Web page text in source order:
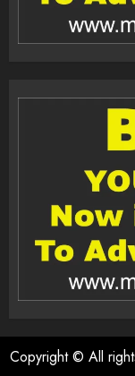
Copyright © All